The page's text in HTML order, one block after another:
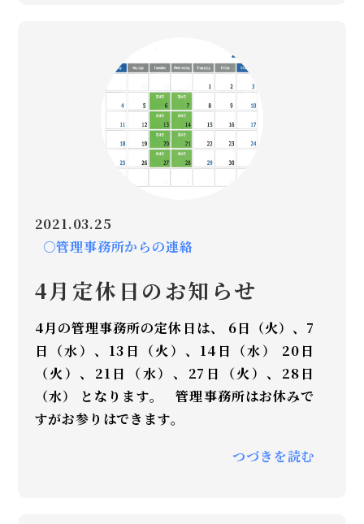
2021.03.25
○管理事務所からの連絡
4月定休日のお知らせ
4月の管理事務所の定休日は、 6日（火）、7
日（水）、13日（火）、14日（水） 20日
（火）、21日（水）、27日（火）、28日
（水） となります。 管理事務所はお休みで
すがお参りはできます。
つづきを読む